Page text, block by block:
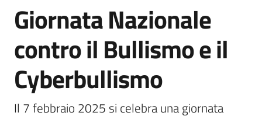
Novità
Servizi
Vivere
Galliera
Salta al contenuto
Giornata Nazionale
contro il Bullismo e il
Cyberbullismo
Il 7 febbraio 2025 si celebra una giornata